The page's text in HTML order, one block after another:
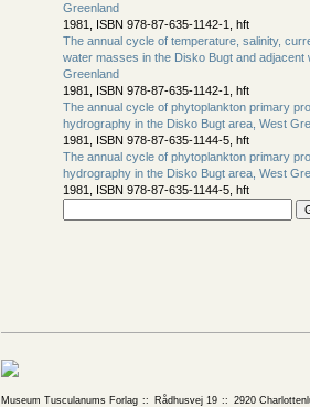
Greenland
1981, ISBN 978-87-635-1142-1, hft
The annual cycle of temperature, salinity,
water masses in the Disko Bugt and adjacent
Greenland
1981, ISBN 978-87-635-1142-1, hft
The annual cycle of phytoplankton primary
hydrography in the Disko Bugt area, West
1981, ISBN 978-87-635-1144-5, hft
The annual cycle of phytoplankton primary
hydrography in the Disko Bugt area, West
1981, ISBN 978-87-635-1144-5, hft
Museum Tusculanums Forlag Rådhusvej 19
2920